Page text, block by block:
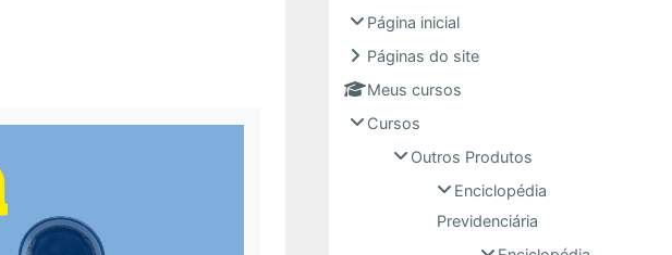
Página inicial
Páginas do site
Meus cursos
Cursos
Outros Produtos
Enciclopédia
Previdenciária